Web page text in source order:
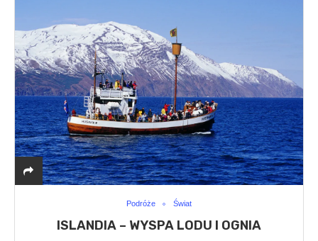
Podróże Świat
ISLANDIA – WYSPA LODU I OGNIA